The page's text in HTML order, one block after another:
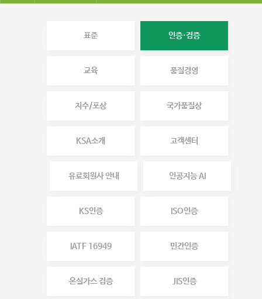
표준 인증·검증
교육 품질경영
지수/포상 국가품질상
KSA소개 고객센터
유료회원사 안내 인공지능 AI
KS인증 ISO인증
IATF 16949 민간인증
온실가스 검증 JIS인증